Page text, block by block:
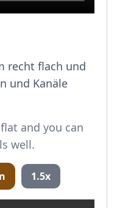
recht flach und
und Kanäle
and you can
well.
1.5x